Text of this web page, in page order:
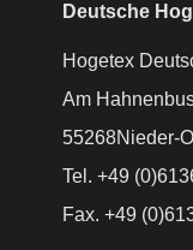
Deutsche
Hogetex
Am
55268Nieder-
Tel. +49
Fax. +49